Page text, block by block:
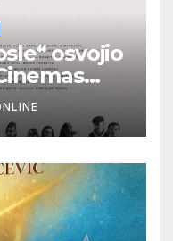
osvojio
festivalu